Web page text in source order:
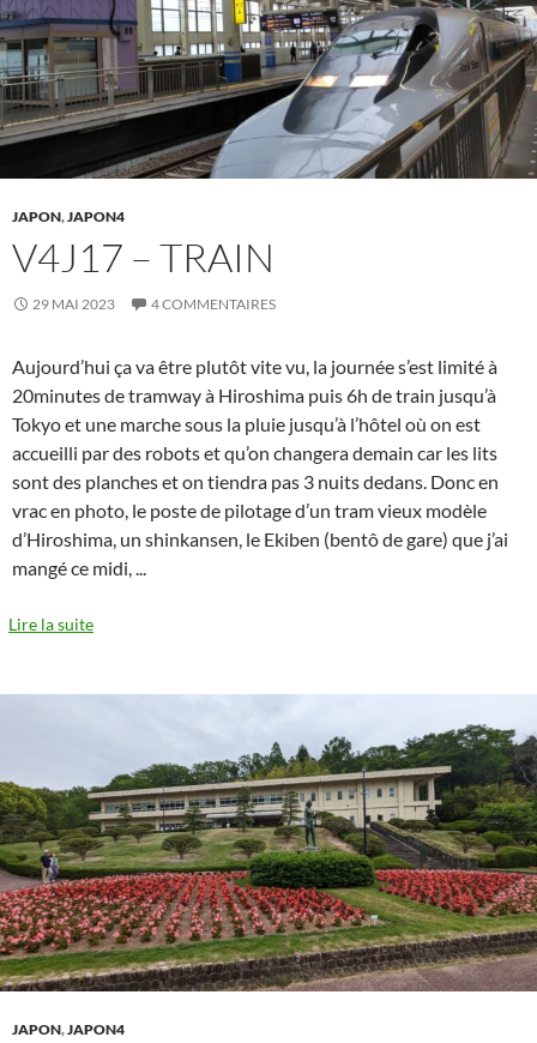
JAPON,JAPON4
V4J17 – TRAIN
29 MAI 2023 4 COMMENTAIRES
Aujourd’hui ça va être plutôt vite vu, la journée s’est limité à
20minutes de tramway à Hiroshima puis 6h de train jusqu’à
Tokyo et une marche sous la pluie jusqu’à l’hôtel où on est
accueilli par des robots et qu’on changera demain car les lits
sont des planches et on tiendra pas 3 nuits dedans. Donc en
vrac en photo, le poste de pilotage d’un tram vieux modèle
d’Hiroshima, un shinkansen, le Ekiben (bentô de gare) que j’ai
mangé ce midi,
Lire la suite
JAPON,JAPON4